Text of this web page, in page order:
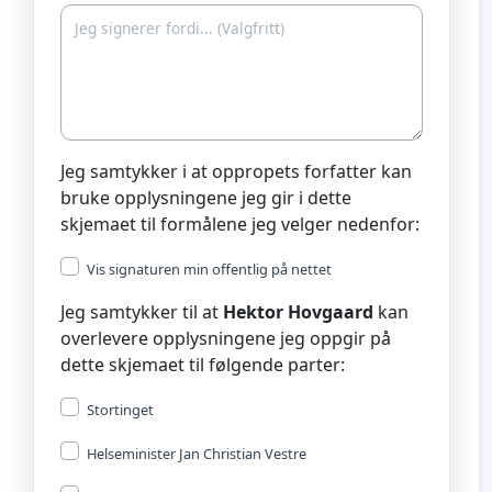
Jeg samtykker i at oppropets forfatter kan
bruke opplysningene jeg gir i dette
skjemaet til formålene jeg velger nedenfor:
Vis signaturen min offentlig på nettet
Jeg samtykker til at Hektor Hovgaard kan
overlevere opplysningene jeg oppgir på
dette skjemaet til følgende parter:
Stortinget
Helseminister Jan Christian Vestre